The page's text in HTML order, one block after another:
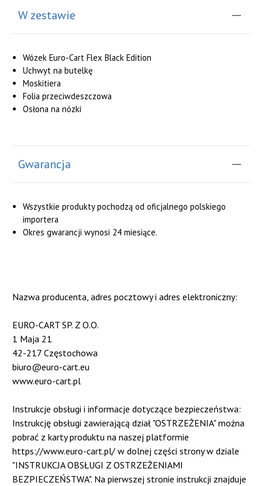
W zestawie
Wózek Euro-Cart Flex Black Edition
Uchwyt na butelkę
Moskitiera
Folia przeciwdeszczowa
Osłona na nózki
Gwarancja
Wszystkie produkty pochodzą od oficjalnego polskiego
importera
Okres gwarancji wynosi 24 miesiące.
Nazwa producenta, adres pocztowy i adres elektroniczny:
EURO-CART SP. Z O.O.
1 Maja 21
42-217 Częstochowa
biuro@euro-cart.eu
www.euro-cart.pl
Instrukcje obsługi i informacje dotyczące bezpieczeństwa:
Instrukcję obsługi zawierającą dział "OSTRZEŻENIA" można
pobrać z karty produktu na naszej platformie
https://www.euro-cart.pl/ w dolnej części strony w dziale
"INSTRUKCJA OBSŁUGI Z OSTRZEŻENIAMI
BEZPIECZEŃSTWA". Na pierwszej stronie instrukcji znajduje